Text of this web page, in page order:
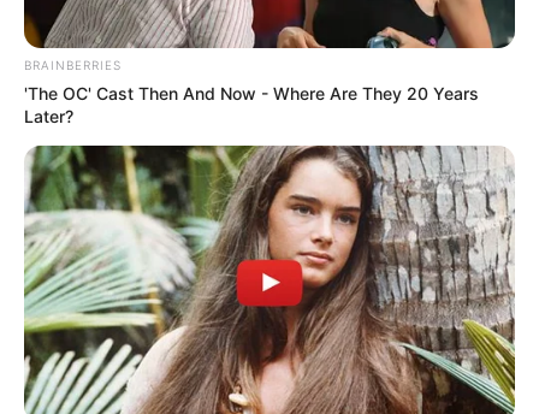
Elképesztően ügyes kezű szerelő volt már akkor is,
3 perc alatt kész volt, ahogy a mai napig minden
problémát megold ennyi idő alatt. A munka
végeztével felállt, kisöpörte a haját a csillogó
izzadtsággal és korommal teli homlokáról és rám
mosolygott.
Majd ezt mondta nekem: ,, Láttalak már abban a
BRAINBERRIES
'The OC' Cast Then And Now - Where Are They 20 Years
Later?